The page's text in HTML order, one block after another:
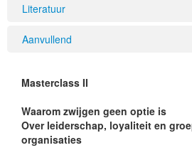
Literatuur
Aanvullend
Masterclass II
Waarom zwijgen geen optie is
Over leiderschap, loyaliteit en
organisaties